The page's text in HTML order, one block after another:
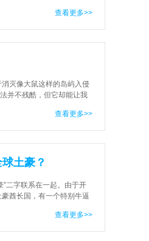
查看更多>>
灭像大鼠这样的岛屿入侵
并不残酷，但它却能让我
查看更多>>
土豪？
二字联系在一起。由于开
酋长国，有一个特别牛逼
查看更多>>